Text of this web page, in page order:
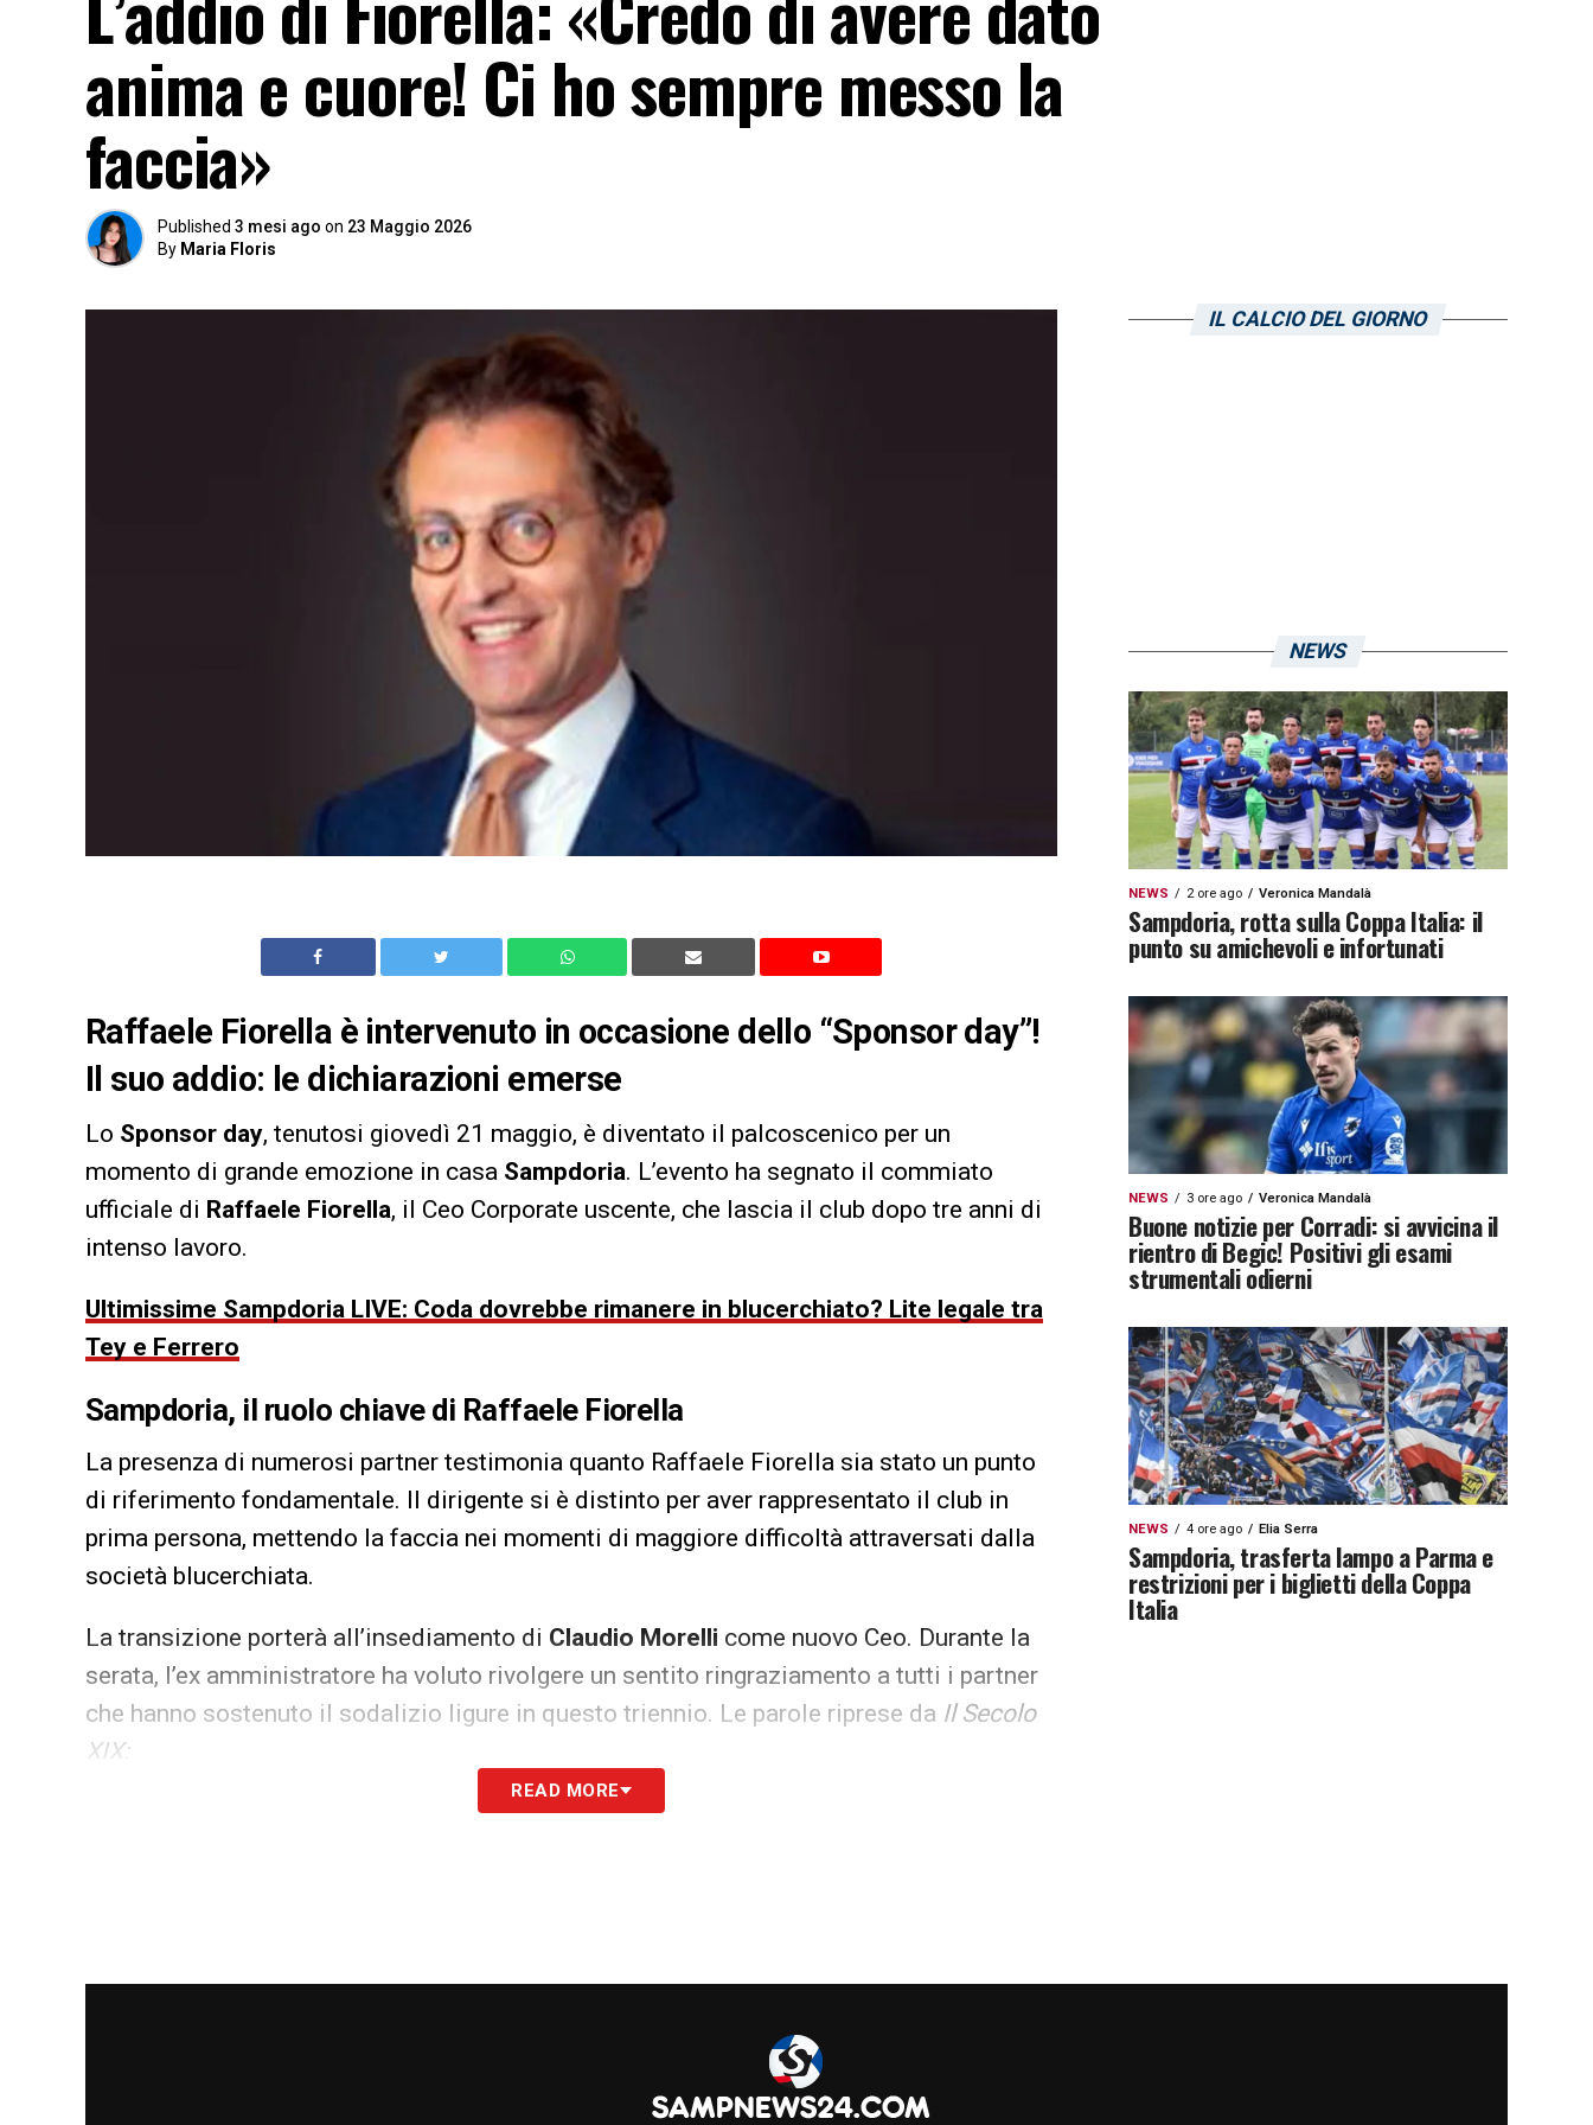
anima e cuore! Ci ho sempre messo la
faccia»
Published 3 mesi ago on 23 Maggio 2026
By Maria Floris
Raffaele Fiorella è intervenuto in occasione dello “Sponsor day”!
Il suo addio: le dichiarazioni emerse
Lo Sponsor day, tenutosi giovedì 21 maggio, è diventato il palcoscenico per un
momento di grande emozione in casa Sampdoria. L’evento ha segnato il commiato
ufficiale di Raffaele Fiorella, il Ceo Corporate uscente, che lascia il club dopo tre anni di
intenso lavoro.
Ultimissime Sampdoria LIVE: Coda dovrebbe rimanere in blucerchiato? Lite legale tra
Tey e Ferrero
Sampdoria, il ruolo chiave di Raffaele Fiorella
La presenza di numerosi partner testimonia quanto Raffaele Fiorella sia stato un punto
di riferimento fondamentale. Il dirigente si è distinto per aver rappresentato il club in
prima persona, mettendo la faccia nei momenti di maggiore difficoltà attraversati dalla
società blucerchiata.
La transizione porterà all’insediamento di Claudio Morelli come nuovo Ceo. Durante la
serata, l’ex amministratore ha voluto rivolgere un sentito ringraziamento a tutti i partner
che hanno sostenuto il sodalizio ligure in questo triennio. Le parole riprese da Il Secolo
XIX:
«Vi guardo tutti, prima siete stati sponsor, poi diventati partner e adesso amici. E questo
è il miglior riconoscimento dopo tre anni passati insieme, sofferti. A Castellammare non
ho trattenuto qualche lacrima e mia moglie Barbara mi ha detto “in 25 anni non ti ho mai
READ MORE
IL CALCIO DEL GIORNO
NEWS
NEWS 2 ore ago Veronica Mandalà
Sampdoria, rotta sulla Coppa Italia: il
punto su amichevoli e infortunati
NEWS 3 ore ago Veronica Mandalà
Buone notizie per Corradi: si avvicina il
rientro di Begic! Positivi gli esami
strumentali odierni
NEWS 4 ore ago Elia Serra
Sampdoria, trasferta lampo a Parma e
restrizioni per i biglietti della Coppa
Italia